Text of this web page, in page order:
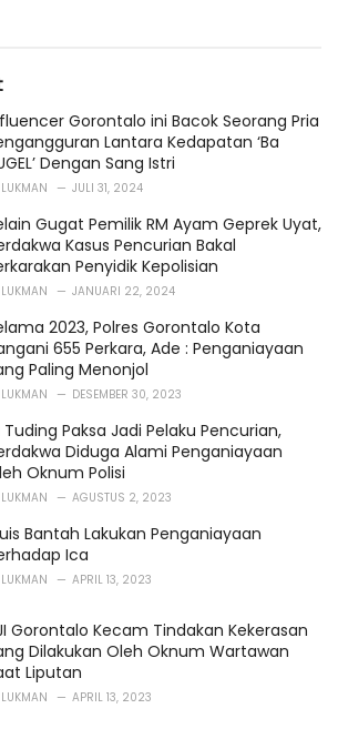
Gorontalo ini Bacok Seorang Pria
Lantara Kedapatan ‘Ba
Dengan Sang Istri
LUKMAN JULI 31, 2024
Gugat Pemilik RM Ayam Geprek Uyat,
Kasus Pencurian Bakal
Penyidik Kepolisian
LUKMAN JANUARI 22, 2024
2023, Polres Gorontalo Kota
655 Perkara, Ade : Penganiayaan
Paling Menonjol
LUKMAN DESEMBER 30, 2023
Tuding Paksa Jadi Pelaku Pencurian,
Diduga Alami Penganiayaan
Oknum Polisi
LUKMAN AGUSTUS 2, 2023
Bantah Lakukan Penganiayaan
Ica
LUKMAN APRIL 13, 2023
Gorontalo Kecam Tindakan Kekerasan
Dilakukan Oleh Oknum Wartawan
Liputan
LUKMAN APRIL 13, 2023